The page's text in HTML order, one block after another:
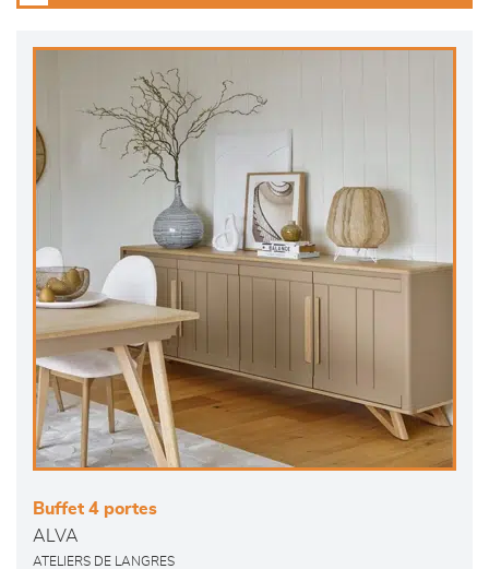
Buffet 4 portes
ALVA
ATELIERS DE LANGRES